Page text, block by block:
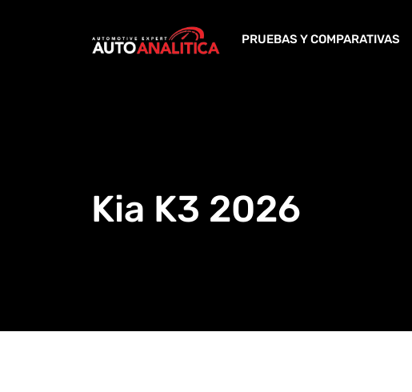
PRUEBAS Y COMPARATIVAS
Kia K3 2026